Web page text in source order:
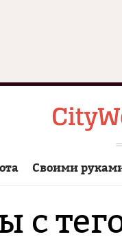
Своими
с